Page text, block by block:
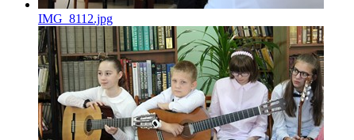
IMG_8112.jpg